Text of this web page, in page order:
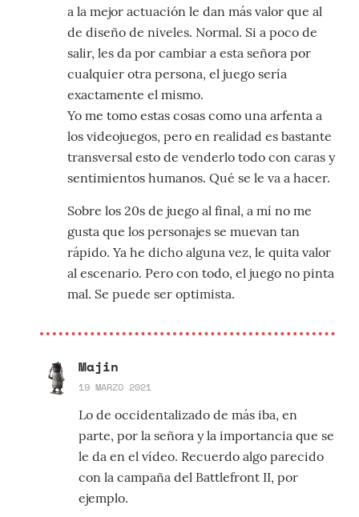
a la mejor actuación le dan más valor que al
de diseño de niveles. Normal. Si a poco de
salir, les da por cambiar a esta señora por
cualquier otra persona, el juego sería
exactamente el mismo.
Yo me tomo estas cosas como una arfenta a
los videojuegos, pero en realidad es bastante
transversal esto de venderlo todo con caras y
sentimientos humanos. Qué se le va a hacer.
Sobre los 20s de juego al final, a mí no me
gusta que los personajes se muevan tan
rápido. Ya he dicho alguna vez, le quita valor
al escenario. Pero con todo, el juego no pinta
mal. Se puede ser optimista.
Majin
19 MARZO 2021
Lo de occidentalizado de más iba, en
parte, por la señora y la importancia que se
le da en el vídeo. Recuerdo algo parecido
con la campaña del Battlefront II, por
ejemplo.